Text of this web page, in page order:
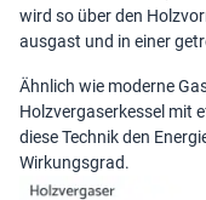
wird so über den
ausgast und in einer
Ähnlich wie moderne
Holzvergaserkessel mit
diese Technik den
Wirkungsgrad.